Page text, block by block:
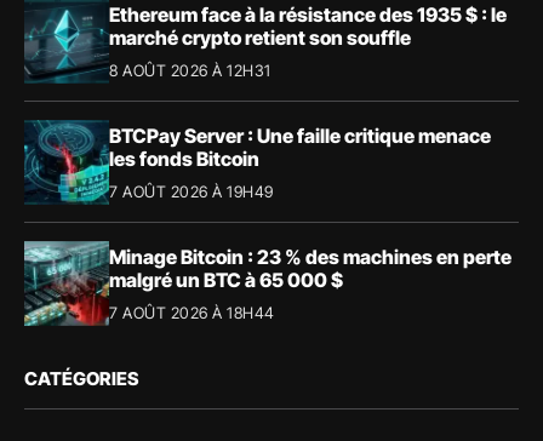
Ethereum face à la résistance des 1935 $ : le
marché crypto retient son souffle
8 AOÛT 2026 À 12H31
BTCPay Server : Une faille critique menace
les fonds Bitcoin
7 AOÛT 2026 À 19H49
Minage Bitcoin : 23 % des machines en perte
malgré un BTC à 65 000 $
7 AOÛT 2026 À 18H44
CATÉGORIES